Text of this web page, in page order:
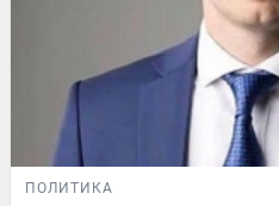
ПОЛИТИКА